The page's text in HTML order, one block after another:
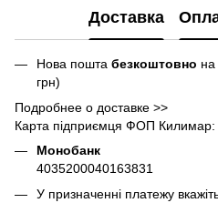
Доставка
Нова пошта безкоштовно на
грн)
Подробнее о доставке >>
Карта підприємця ФОП Килимар:
Монобанк
4035200040163831
У призначенні платежу